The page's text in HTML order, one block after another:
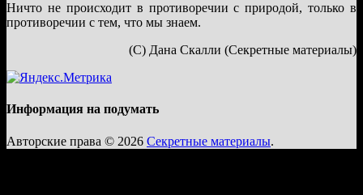
Ничто не происходит в противоречии с природой, только в
противоречии с тем, что мы знаем.
(С) Дана Скалли (Секретные материалы)
Информация на подумать
Авторские права © 2026 Секретные материалы.